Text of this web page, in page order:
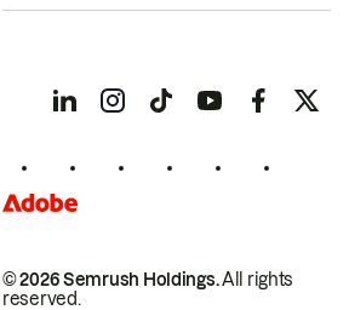
© 2026 Semrush Holdings.All rights
reserved.